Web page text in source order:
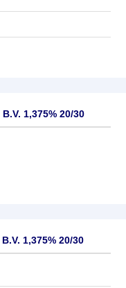
1,375% 20/30
1,375% 20/30